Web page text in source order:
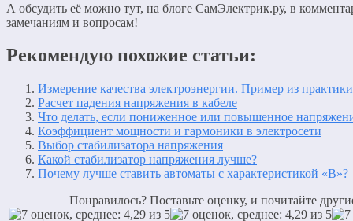
А обсудить её можно тут, на блоге СамЭлектрик.ру, в
замечаниям и вопросам!
Рекомендую похожие статьи:
Измерение качества электроэнергии. Пример из практики
Расчет падения напряжения в кабеле
Что делать, если пониженное или повышенное
Коэффициент мощности и гармоники в электросети
Выбор стабилизатора напряжения
Какой стабилизатор напряжения лучше?
Почему лучше ставить автоматы с характеристикой «В»?
Понравилось? Поставьте оценку, и почитайте